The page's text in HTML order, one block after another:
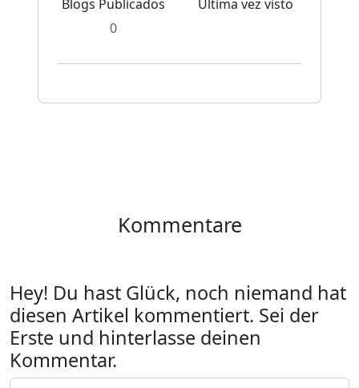
Blogs Publicados
0
Última vez visto
Kommentare
Hey! Du hast Glück, noch niemand hat
diesen Artikel kommentiert. Sei der
Erste und hinterlasse deinen
Kommentar.